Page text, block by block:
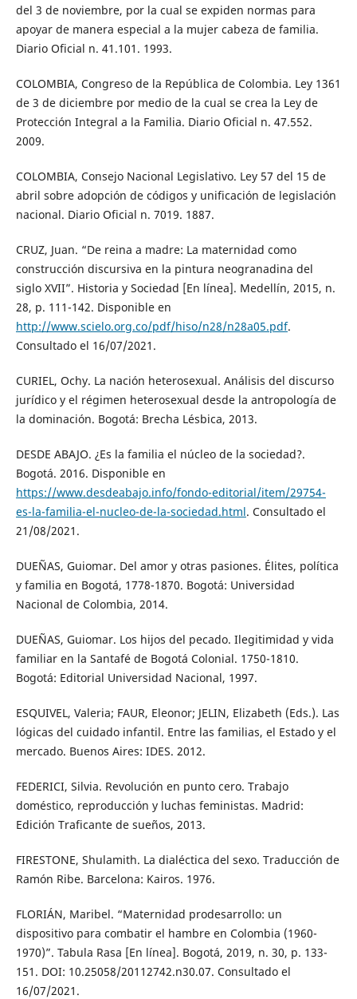
del 3 de noviembre, por la cual se expiden normas para
apoyar de manera especial a la mujer cabeza de familia.
Diario Oficial n. 41.101. 1993.
COLOMBIA, Congreso de la República de Colombia. Ley 1361
de 3 de diciembre por medio de la cual se crea la Ley de
Protección Integral a la Familia. Diario Oficial n. 47.552.
2009.
COLOMBIA, Consejo Nacional Legislativo. Ley 57 del 15 de
abril sobre adopción de códigos y unificación de legislación
nacional. Diario Oficial n. 7019. 1887.
CRUZ, Juan. “De reina a madre: La maternidad como
construcción discursiva en la pintura neogranadina del
siglo XVII”. Historia y Sociedad [En línea]. Medellín, 2015, n.
28, p. 111-142. Disponible en
http://www.scielo.org.co/pdf/hiso/n28/n28a05.pdf.
Consultado el 16/07/2021.
CURIEL, Ochy. La nación heterosexual. Análisis del discurso
jurídico y el régimen heterosexual desde la antropología de
la dominación. Bogotá: Brecha Lésbica, 2013.
DESDE ABAJO. ¿Es la familia el núcleo de la sociedad?.
Bogotá. 2016. Disponible en
https://www.desdeabajo.info/fondo-editorial/item/29754-
es-la-familia-el-nucleo-de-la-sociedad.html. Consultado el
21/08/2021.
DUEÑAS, Guiomar. Del amor y otras pasiones. Élites, política
y familia en Bogotá, 1778-1870. Bogotá: Universidad
Nacional de Colombia, 2014.
DUEÑAS, Guiomar. Los hijos del pecado. Ilegitimidad y vida
familiar en la Santafé de Bogotá Colonial. 1750-1810.
Bogotá: Editorial Universidad Nacional, 1997.
ESQUIVEL, Valeria; FAUR, Eleonor; JELIN, Elizabeth (Eds.). Las
lógicas del cuidado infantil. Entre las familias, el Estado y el
mercado. Buenos Aires: IDES. 2012.
FEDERICI, Silvia. Revolución en punto cero. Trabajo
doméstico, reproducción y luchas feministas. Madrid:
Edición Traficante de sueños, 2013.
FIRESTONE, Shulamith. La dialéctica del sexo. Traducción de
Ramón Ribe. Barcelona: Kairos. 1976.
FLORIÁN, Maribel. “Maternidad prodesarrollo: un
dispositivo para combatir el hambre en Colombia (1960-
1970)”. Tabula Rasa [En línea]. Bogotá, 2019, n. 30, p. 133-
151. DOI: 10.25058/20112742.n30.07. Consultado el
16/07/2021.